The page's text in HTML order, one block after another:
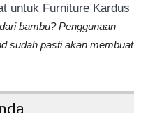
untuk Furniture Kardus
bambu? Penggunaan
sudah pasti akan membuat